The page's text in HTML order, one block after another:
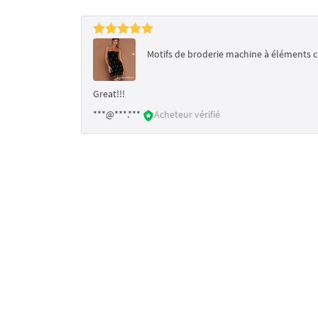
Motifs de broderie machine à éléments
Great!!!
***@***.***
Acheteur vérifié